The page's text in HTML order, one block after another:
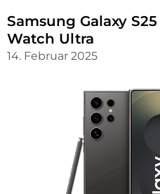
Samsung Galaxy
Watch Ultra
14. Februar 2025